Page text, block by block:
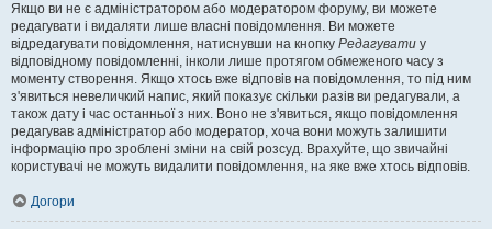
Якщо ви не є адміністратором або модератором форуму, ви можете
редагувати і видаляти лише власні повідомлення. Ви можете
відредагувати повідомлення, натиснувши на кнопку Редагувати у
відповідному повідомленні, інколи лише протягом обмеженого часу з
моменту створення. Якщо хтось вже відповів на повідомлення, то під ним
з'явиться невеличкий напис, який показує скільки разів ви редагували, а
також дату і час останньої з них. Воно не з'явиться, якщо повідомлення
редагував адміністратор або модератор, хоча вони можуть залишити
інформацію про зроблені зміни на свій розсуд. Врахуйте, що звичайні
користувачі не можуть видалити повідомлення, на яке вже хтось відповів.
Догори